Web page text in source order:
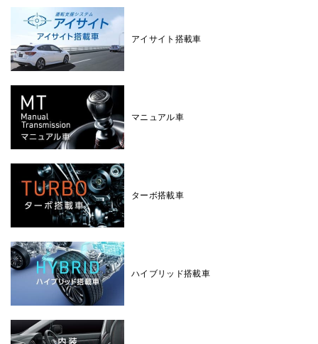
アイサイト搭載車
マニュアル車
ターボ搭載車
ハイブリッド搭載車